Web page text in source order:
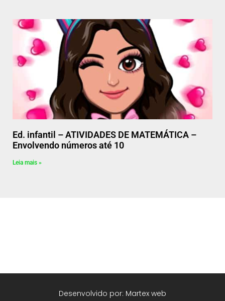
Ed. infantil – ATIVIDADES DE MATEMÁTICA –
Envolvendo números até 10
Leia mais »
Desenvolvido por: Martex web